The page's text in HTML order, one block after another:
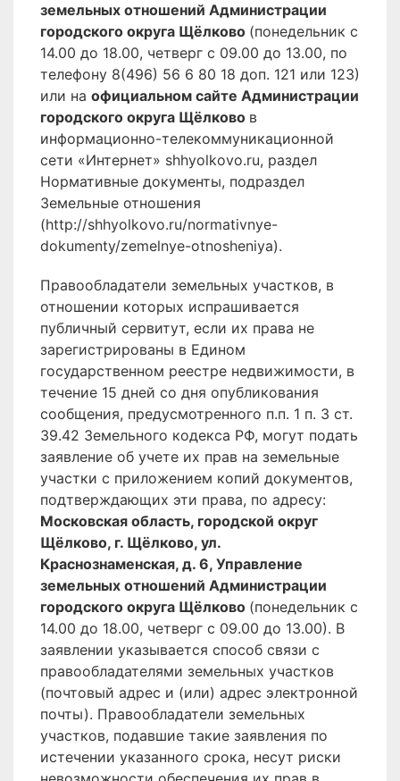
земельных отношений Администрации
городского округа Щёлково (понедельник с
14.00 до 18.00, четверг с 09.00 до 13.00, по
телефону 8(496) 56 6 80 18 доп. 121 или 123)
или на официальном сайте Администрации
городского округа Щёлково в
информационно-телекоммуникационной
сети «Интернет» shhyolkovo.ru, раздел
Нормативные документы, подраздел
Земельные отношения
(http://shhyolkovo.ru/normativnye-
dokumenty/zemelnye-otnosheniya).
Правообладатели земельных участков, в
отношении которых испрашивается
публичный сервитут, если их права не
зарегистрированы в Едином
государственном реестре недвижимости, в
течение 15 дней со дня опубликования
сообщения, предусмотренного п.п. 1 п. 3 ст.
39.42 Земельного кодекса РФ, могут подать
заявление об учете их прав на земельные
участки с приложением копий документов,
подтверждающих эти права, по адресу:
Московская область, городской округ
Щёлково, г. Щёлково, ул.
Краснознаменская, д. 6, Управление
земельных отношений Администрации
городского округа Щёлково (понедельник с
14.00 до 18.00, четверг с 09.00 до 13.00). В
заявлении указывается способ связи с
правообладателями земельных участков
(почтовый адрес и (или) адрес электронной
почты). Правообладатели земельных
участков, подавшие такие заявления по
истечении указанного срока, несут риски